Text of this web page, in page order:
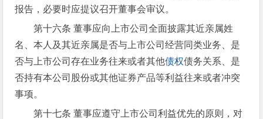
报告，必要时应提议召开董事会审议。
第十六条 董事应向上市公司全面披露其近亲属姓
名、本人及其近亲属是否与上市公司经营同类业务、是
否与上市公司存在业务往来或者其他债权债务关系、是
否持有本公司股份或其他证券产品等利益往来或者冲突
事项。
第十七条 董事应遵守上市公司利益优先的原则，对